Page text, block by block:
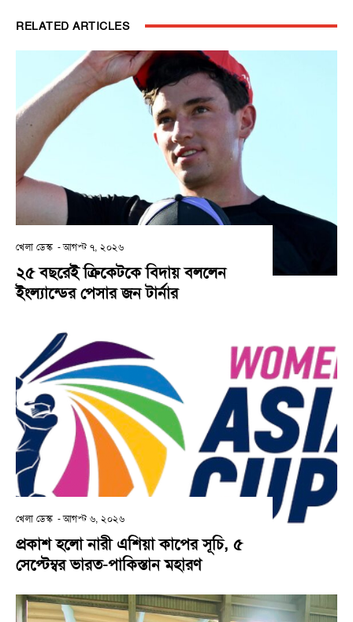
RELATED ARTICLES
খেলা ডেস্ক -আগস্ট ৭, ২০২৬
২৫ বছরেই ক্রিকেটকে বিদায় বললেন
ইংল্যান্ডের পেসার জন টার্নার
খেলা ডেস্ক -আগস্ট ৬, ২০২৬
প্রকাশ হলো নারী এশিয়া কাপের সূচি, ৫
সেপ্টেম্বর ভারত-পাকিস্তান মহারণ